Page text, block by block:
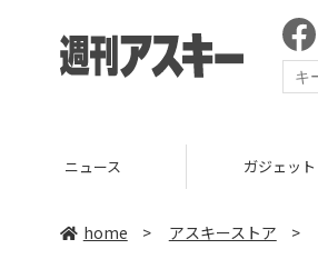
ニュース ガジェット
home > アスキーストア >